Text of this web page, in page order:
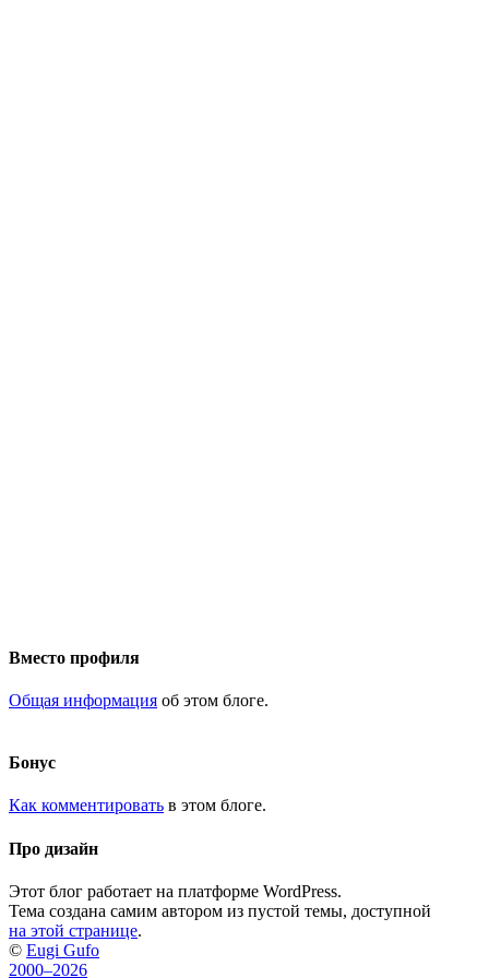
Вместо профиля
Общая информация об этом блоге.
Бонус
Как комментировать в этом блоге.
Про дизайн
Этот блог работает на платформе WordPress.
Тема создана самим автором из пустой темы, доступной
на этой странице.
© Eugi Gufo
2000–2026